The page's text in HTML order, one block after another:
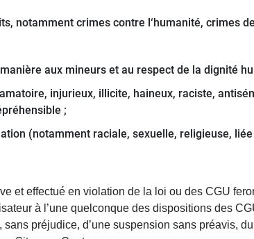
notamment crimes contre l‘humanité, crimes
aux mineurs et au respect de la dignité
injurieux, illicite, haineux, raciste,
;
(notamment raciale, sexuelle, religieuse,
et effectué en violation de la loi ou des CGU
à l’une quelconque des dispositions des
préjudice, d’une suspension sans préavis,